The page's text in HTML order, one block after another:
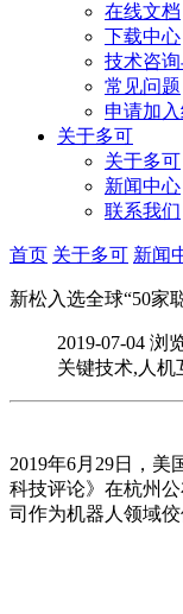
在线文档
下载中心
技术咨
常见问题
申请加
关于多可
关于多可
新闻中心
联系我们
首页 关于多可 新闻
新松入选全球“50家
2019-07-04 浏
关键技术,人机
2019年6月29日，
科技评论》在杭州
司作为机器人领域佼